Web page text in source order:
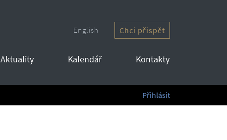
English Chci přispět
Aktuality Kalendář Kontakty
Přihlásit